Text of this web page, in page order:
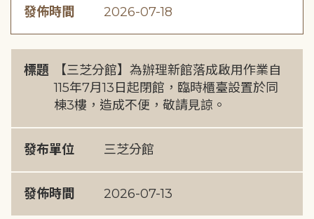
發佈時間 2026-07-18
標題
【三芝分館】為辦理新館落成啟用作業自
115年7月13日起閉館，臨時櫃臺設置於同
棟3樓，造成不便，敬請見諒。
發布單位 三芝分館
發佈時間 2026-07-13